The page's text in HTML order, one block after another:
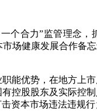
合力”监管理念，
场健康发展合作备
优势，在地方上市
控股股东及实际控
资本市场违法违规